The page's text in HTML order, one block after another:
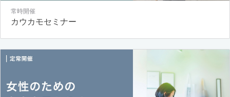
常時開催
カウカモセミナー